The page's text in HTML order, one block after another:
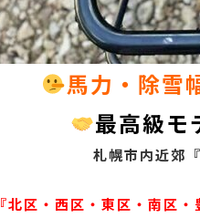
馬力・除雪
最高級モ
札幌市内近郊
『北区・西区・東区・南区